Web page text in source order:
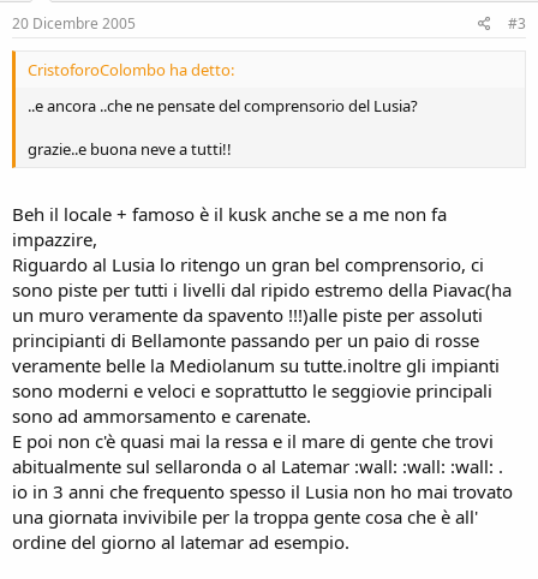
20 Dicembre 2005 #3
CristoforoColombo ha detto:
..e ancora ..che ne pensate del comprensorio del Lusia?
grazie..e buona neve a tutti!!
Beh il locale + famoso è il kusk anche se a me non fa
impazzire,
Riguardo al Lusia lo ritengo un gran bel comprensorio, ci
sono piste per tutti i livelli dal ripido estremo della Piavac(ha
un muro veramente da spavento !!!)alle piste per assoluti
principianti di Bellamonte passando per un paio di rosse
veramente belle la Mediolanum su tutte.inoltre gli impianti
sono moderni e veloci e soprattutto le seggiovie principali
sono ad ammorsamento e carenate.
E poi non c'è quasi mai la ressa e il mare di gente che trovi
abitualmente sul sellaronda o al Latemar :wall: :wall: :wall: .
io in 3 anni che frequento spesso il Lusia non ho mai trovato
una giornata invivibile per la troppa gente cosa che è all'
ordine del giorno al latemar ad esempio.